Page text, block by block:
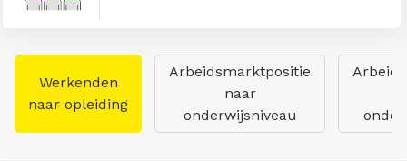
Werkenden
naar opleiding
Arbeidsmarktpositie
naar
onderwijsniveau